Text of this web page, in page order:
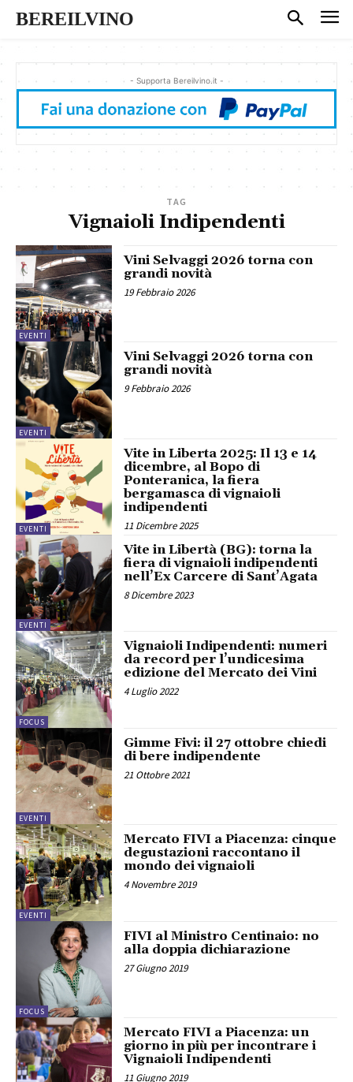
BEREILVINO
- Supporta Bereilvino.it -
TAG
Vignaioli Indipendenti
EVENTI
Vini Selvaggi 2026 torna con
grandi novità
19 Febbraio 2026
EVENTI
Vini Selvaggi 2026 torna con
grandi novità
9 Febbraio 2026
EVENTI
Vite in Liberta 2025: Il 13 e 14
dicembre, al Bopo di
Ponteranica, la fiera
bergamasca di vignaioli
indipendenti
11 Dicembre 2025
EVENTI
Vite in Libertà (BG): torna la
fiera di vignaioli indipendenti
nell’Ex Carcere di Sant’Agata
8 Dicembre 2023
FOCUS
Vignaioli Indipendenti: numeri
da record per l’undicesima
edizione del Mercato dei Vini
4 Luglio 2022
EVENTI
Gimme Fivi: il 27 ottobre chiedi
di bere indipendente
21 Ottobre 2021
EVENTI
Mercato FIVI a Piacenza: cinque
degustazioni raccontano il
mondo dei vignaioli
4 Novembre 2019
FOCUS
FIVI al Ministro Centinaio: no
alla doppia dichiarazione
27 Giugno 2019
Mercato FIVI a Piacenza: un
giorno in più per incontrare i
Vignaioli Indipendenti
11 Giugno 2019